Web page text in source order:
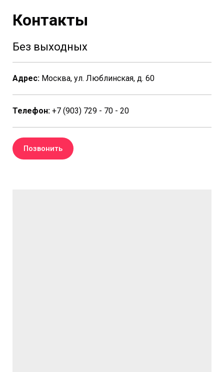
Контакты
Без выходных
Адрес: Москва, ул. Люблинская, д. 60
Телефон: +7 (903) 729 - 70 - 20
Позвонить